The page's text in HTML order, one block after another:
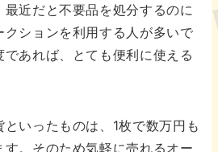
近だと不要品を処分するのに
ションを利用する人が多いで
あれば、とても便利に使える
いったものは、1枚で数万円も
。そのため気軽に売れるオー